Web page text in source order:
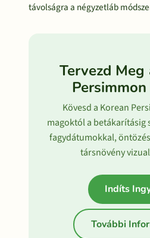
távolságra a négyzetláb
Tervezd Meg
Kövesd a Korean
magoktól a betákarításig
fagydátumokkal,
társnövény
Indíts
További